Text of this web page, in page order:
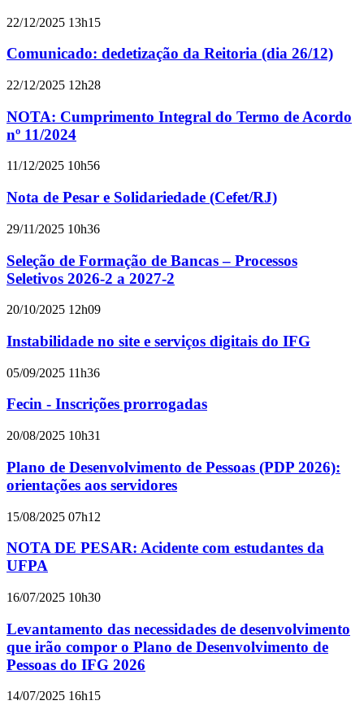
22/12/2025 13h15
Comunicado: dedetização da Reitoria (dia 26/12)
22/12/2025 12h28
NOTA: Cumprimento Integral do Termo de Acordo
nº 11/2024
11/12/2025 10h56
Nota de Pesar e Solidariedade (Cefet/RJ)
29/11/2025 10h36
Seleção de Formação de Bancas – Processos
Seletivos 2026-2 a 2027-2
20/10/2025 12h09
Instabilidade no site e serviços digitais do IFG
05/09/2025 11h36
Fecin - Inscrições prorrogadas
20/08/2025 10h31
Plano de Desenvolvimento de Pessoas (PDP 2026):
orientações aos servidores
15/08/2025 07h12
NOTA DE PESAR: Acidente com estudantes da
UFPA
16/07/2025 10h30
Levantamento das necessidades de desenvolvimento
que irão compor o Plano de Desenvolvimento de
Pessoas do IFG 2026
14/07/2025 16h15